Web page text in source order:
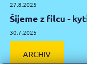
27.8.2025
Šijeme z filcu -
30.7.2025
ARCHIV